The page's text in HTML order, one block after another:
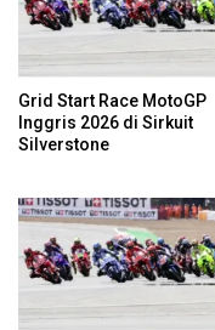
Grid Start Race MotoGP
Inggris 2026 di Sirkuit
Silverstone